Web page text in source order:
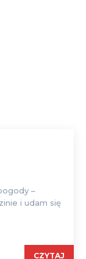
–
i udam się
CZYTAJ